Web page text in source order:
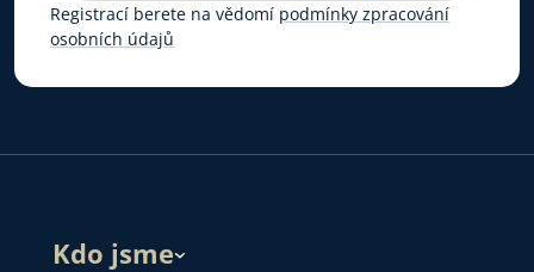
Registrací berete na vědomí podmínky zpracování
osobních údajů
Kdo jsme